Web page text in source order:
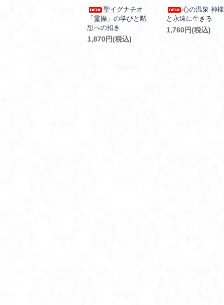
聖イグナチオ
「霊操」の学びと黙
想への招き
1,870円(税込)
心の温泉 神様
と永遠に生きる
1,760円(税込)